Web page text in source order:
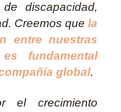
discapacidad,
Creemos que la
entre nuestras
fundamental
global.
el crecimiento